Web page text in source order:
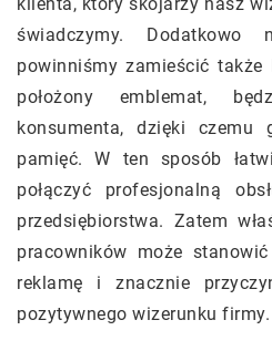
świadczymy. Dodatkowo
powinniśmy zamieścić
położony emblemat,
konsumenta, dzięki
pamięć. W ten sposób
połączyć profesjonalną
przedsiębiorstwa. Zatem
pracowników może
reklamę i znacznie
pozytywnego wizerunku firmy.